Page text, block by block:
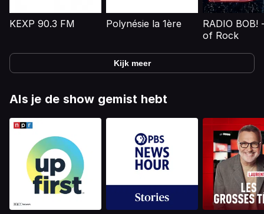
KEXP 90.3 FM Polynésie la 1ère
RADIO BOB!
of Rock
Kijk meer
Als je de show gemist hebt